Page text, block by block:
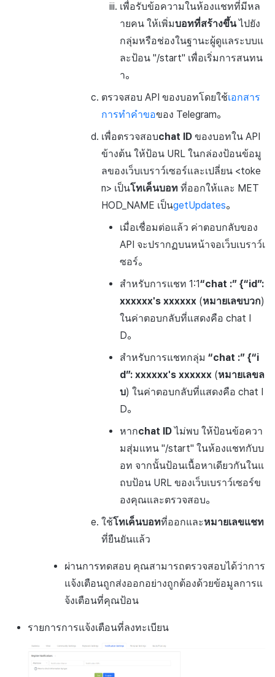
เพื่อรับข้อความในห้องแชทที่มีหล
ายคน ให้เพิ่มบอทที่สร้างขึ้นไปยัง
กลุ่มหรือช่องในฐานะผู้ดูแลระบบแ
ละป้อน "/start" เพื่อเริ่มการสนทน
า。
ตรวจสอบ API ของบอทโดยใช้เอกสาร
การทำคำขอของ Telegram。
เพื่อตรวจสอบchat IDของบอทใน API
ข้างต้น ให้ป้อน URL ในกล่องป้อนข้อมู
ลของเว็บเบราว์เซอร์และเปลี่ยน <toke
n> เป็นโทเค็นบอทที่ออกให้และ MET
HOD_NAME เป็นgetUpdates。
เมื่อเชื่อมต่อแล้ว ค่าตอบกลับของ
API จะปรากฏบนหน้าจอเว็บเบราว์เ
ซอร์。
สำหรับการแชท 1:1“chat :” {“id”:
xxxxxx's xxxxxx(หมายเลขบวก)
ในค่าตอบกลับที่แสดงคือ chat I
D。
สำหรับการแชทกลุ่ม “chat :” {“i
d”: xxxxxx's xxxxxx(หมายเลขล
บ) ในค่าตอบกลับที่แสดงคือ chat I
D。
หากchat IDไม่พบ ให้ป้อนข้อควา
มสุ่มแทน "/start" ในห้องแชทกับบ
อท จากนั้นป้อนเนื้อหาเดียวกันในแ
ถบป้อน URL ของเว็บเบราว์เซอร์ข
องคุณและตรวจสอบ。
ใช้โทเค็นบอทที่ออกและหมายเลขแชท
ที่ยืนยันแล้ว
ผ่านการทดสอบ คุณสามารถตรวจสอบได้ว่าการ
แจ้งเตือนถูกส่งออกอย่างถูกต้องด้วยข้อมูลการแ
จ้งเตือนที่คุณป้อน
รายการการแจ้งเตือนที่ลงทะเบียน